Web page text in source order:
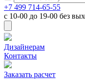
+7 499 714-65-55
с 10-00 до 19-00 без
Дизайнерам
Контакты
Заказать расчет